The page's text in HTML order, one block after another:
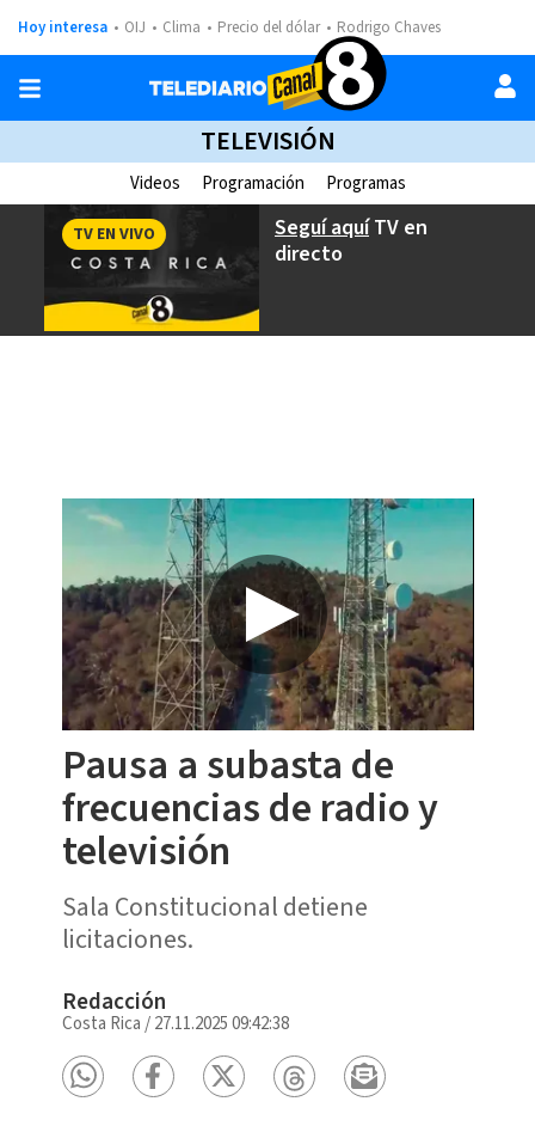
Hoy interesa OIJ Clima Precio del dólar Rodrigo Chaves
TELEVISIÓN
Videos Programación Programas
Seguí aquíTV en
directo
TV EN VIVO
Pausa a subasta de
frecuencias de radio y
televisión
Sala Constitucional detiene
licitaciones.
Redacción
Costa Rica /27.11.2025 09:42:38